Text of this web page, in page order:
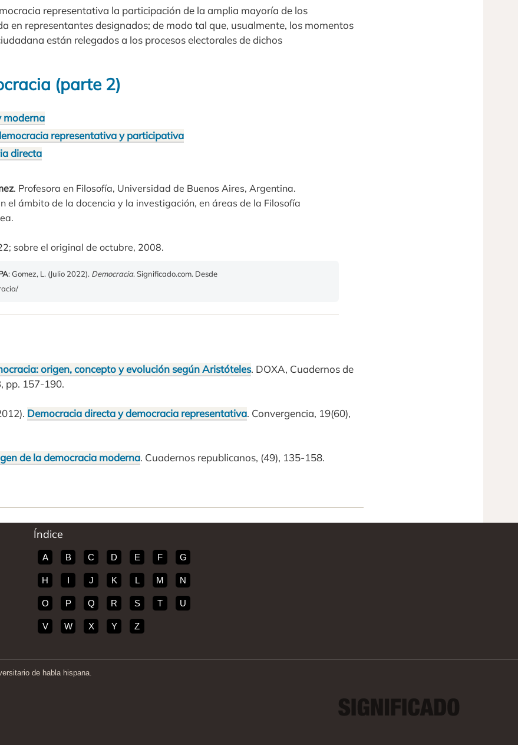
representativa la participación de la amplia mayoría de los
en representantes designados; de modo tal que, usualmente, los momentos
están relegados a los procesos electorales de dichos
(parte 2)
moderna
representativa y participativa
directa
. Profesora en Filosofía, Universidad de Buenos Aires, Argentina.
el ámbito de la docencia y la investigación, en áreas de la Filosofía
sobre el original de octubre, 2008.
: Gomez, L. (Julio 2022). Democracia. Significado.com. Desde
origen, concepto y evolución según Aristóteles. DOXA, Cuadernos de
pp. 157-190.
Democracia directa y democracia representativa. Convergencia, 19(60),
de la democracia moderna. Cuadernos republicanos, (49), 135-158.
Índice
A B C D E F G
H I J K L M N
O P Q R S T U
V W X Y Z
de habla hispana.